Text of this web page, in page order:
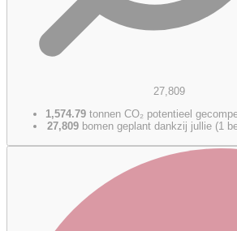
27,809
1,574.79 tonnen CO₂ potentieel
27,809 bomen geplant dankzij jullie (1